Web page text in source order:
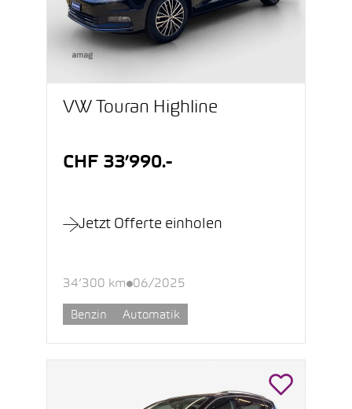
VW Touran Highline
CHF 33’990.-
Jetzt Offerte einholen
34’300 km 06/2025
Benzin Automatik